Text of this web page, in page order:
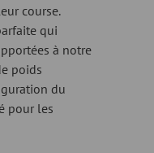
course.
qui
à notre
poids
du
pour les